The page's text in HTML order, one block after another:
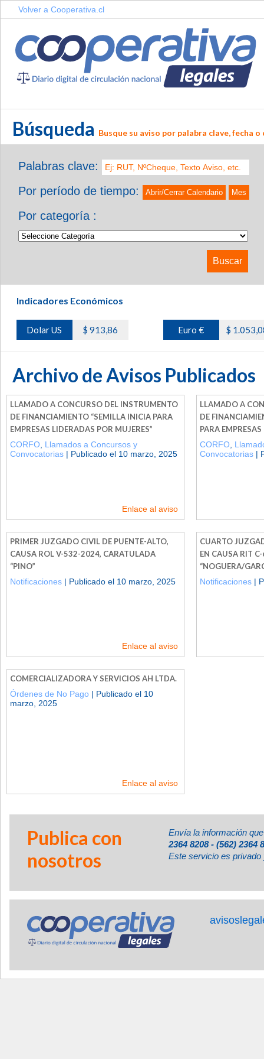
Volver a Cooperativa.cl
Búsqueda Busque su aviso por palabra clave, fecha
Palabras clave:
Por período de tiempo:
Abrir/Cerrar Calendario Mes
Por categoría :
Indicadores Económicos
Dolar US $ 913,86 Euro € $
Archivo de Avisos Publicados
LLAMADO A CONCURSO DEL INSTRUMENTO
DE FINANCIAMIENTO “SEMILLA INICIA PARA
EMPRESAS LIDERADAS POR MUJERES”
CORFO Llamados a Concursos y
Convocatorias | Publicado el 10 marzo, 2025
Enlace al aviso
LLAMADO A
DE
PARA
CORFO
Convocatorias |
PRIMER JUZGADO CIVIL DE PUENTE-ALTO,
CAUSA ROL V-532-2024, CARATULADA
“PINO”
Notificaciones | Publicado el 10 marzo, 2025
Enlace al aviso
CUARTO
EN CAUSA RIT
“NOGUERA/
Notificaciones |
COMERCIALIZADORA Y SERVICIOS AH LTDA.
Órdenes de No Pago | Publicado el 10
marzo, 2025
Enlace al aviso
Publica con
nosotros
Envía la información
2364 8208 - (562) 2364
Este servicio es privado